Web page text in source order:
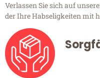
Verlassen Sie sich auf
der Ihre Habseligkeiten mit